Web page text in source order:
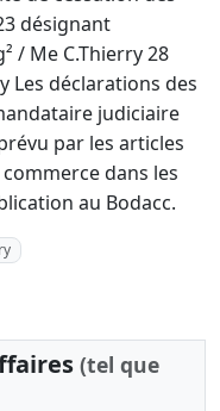
désignant
/ Me C.Thierry 28
Les déclarations des
judiciaire
par les articles
commerce dans les
au Bodacc.
(tel que